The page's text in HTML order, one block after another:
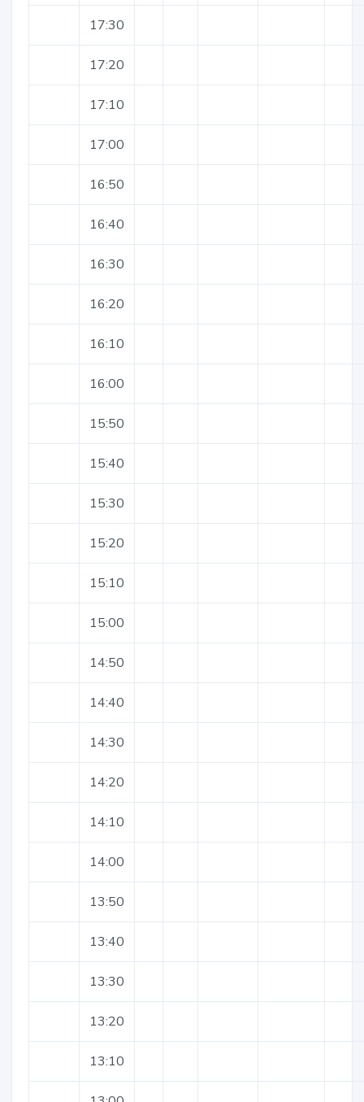
17:30
17:20
17:10
17:00
16:50
16:40
16:30
16:20
16:10
16:00
15:50
15:40
15:30
15:20
15:10
15:00
14:50
14:40
14:30
14:20
14:10
14:00
13:50
13:40
13:30
13:20
13:10